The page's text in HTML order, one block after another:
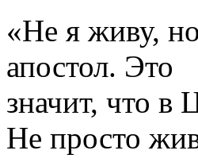
«Не я живу,
апостол. Это
значит, что в
Не просто